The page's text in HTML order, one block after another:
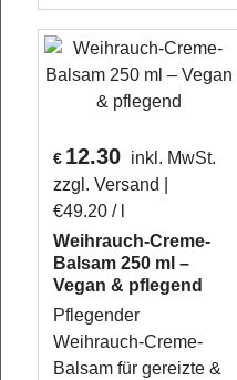
€ 12.30 inkl. MwSt.
zzgl. Versand
€49.20 / l
Weihrauch-Creme-
Balsam 250 ml –
Vegan & pflegend
Pflegender
Weihrauch-Creme-
Balsam für gereizte &